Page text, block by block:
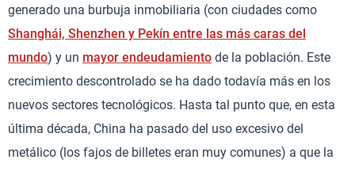
generado una burbuja inmobiliaria (con ciudades como
Shanghái, Shenzhen y Pekín entre las más caras del
mundo) y un mayor endeudamiento de la población. Este
crecimiento descontrolado se ha dado todavía más en los
nuevos sectores tecnológicos. Hasta tal punto que, en esta
última década, China ha pasado del uso excesivo del
metálico (los fajos de billetes eran muy comunes) a que la